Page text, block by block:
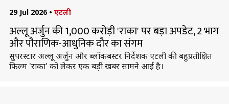
29 Jul 2026 • एटली
अल्लू अर्जुन की 1,000 करोड़ी 'राका' पर बड़ा अपडेट, 2 भाग
और पौराणिक-आधुनिक दौर का संगम
सुपरस्टार अल्लू अर्जुन और ब्लॉकबस्टर निर्देशक एटली की बहुप्रतीक्षित
फिल्म 'राका' को लेकर एक बड़ी खबर सामने आई है।